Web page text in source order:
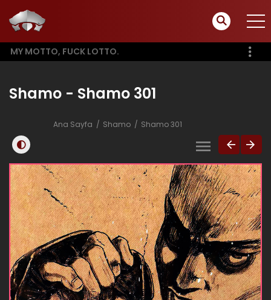
MY MOTTO, FUCK LOTTO.
Shamo - Shamo 301
Ana Sayfa Shamo Shamo 301